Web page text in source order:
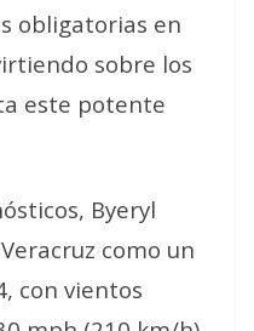
obligatorias en
sobre los
este potente
Byeryl
como un
con vientos